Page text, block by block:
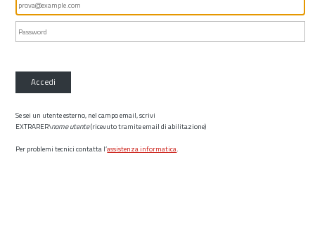
Accedi
Se sei un utente esterno, nel campo email, scrivi
EXTRARER\nome utente(ricevuto tramite email di abilitazione)
Per problemi tecnici contatta l’assistenza informatica.